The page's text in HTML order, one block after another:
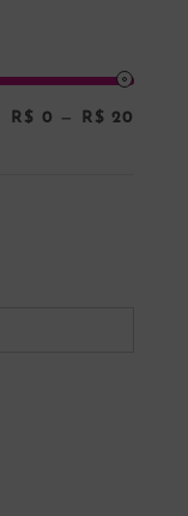
R$ 0 — R$ 20